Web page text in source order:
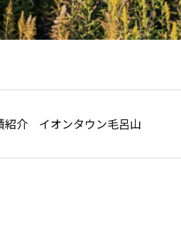
紹介 イオンタウン毛呂山